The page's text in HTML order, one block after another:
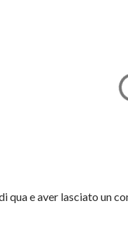
qua e aver lasciato un